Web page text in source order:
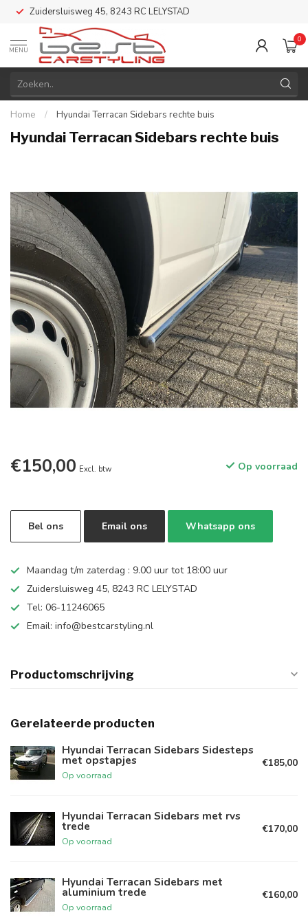
Zuidersluisweg 45, 8243 RC LELYSTAD
MENU
0
Home / Hyundai Terracan Sidebars rechte buis
Hyundai Terracan Sidebars rechte buis
€150,00 Excl. btw Op voorraad
Bel ons Email ons Whatsapp ons
Maandag t/m zaterdag : 9.00 uur tot 18:00 uur
Zuidersluisweg 45, 8243 RC LELYSTAD
Tel: 06-11246065
Email: info@bestcarstyling.nl
Productomschrijving
Gerelateerde producten
Hyundai Terracan Sidebars Sidesteps
met opstapjes
Op voorraad
€185,00
Hyundai Terracan Sidebars met rvs
trede
Op voorraad
€170,00
Hyundai Terracan Sidebars met
aluminium trede
Op voorraad
€160,00